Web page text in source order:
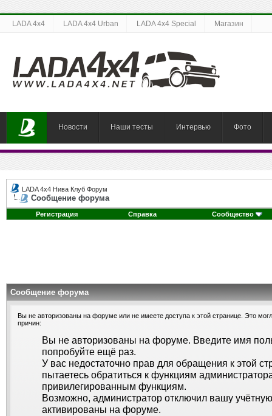
LADA 4x4 LADA 4x4 Urban LADA 4x4 Special Магазин
Новости Наши тесты Интервью Фото
LADA 4x4 Нива Клуб Форум
Сообщение форума
Регистрация Справка Сообщество
Сообщение форума
Вы не авторизованы на форуме или не имеете доступа к этой странице. Это
причин:
Вы не авторизованы на форуме. Введите имя
попробуйте ещё раз.
У вас недостаточно прав для обращения к этой
пытаетесь обратиться к функциям
привилегированным функциям.
Возможно, администратор отключил вашу
активированы на форуме.